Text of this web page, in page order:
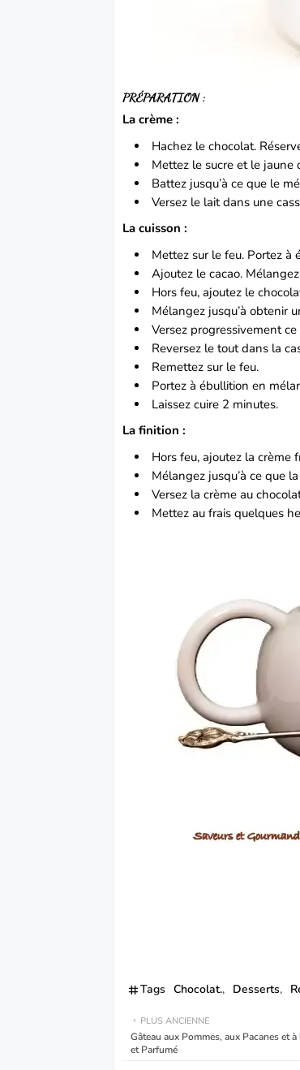
PRÉPARATION :
La crème :
Hachez le chocolat.
Mettez le sucre et le jaune
Battez jusqu’à ce que le
Versez le lait dans une
La cuisson :
Mettez sur le feu. Portez à
Ajoutez le cacao.
Hors feu, ajoutez le
Mélangez jusqu’à obtenir
Versez progressivement
Reversez le tout dans la
Remettez sur le feu.
Portez à ébullition en
Laissez cuire 2 minutes.
La finition :
Hors feu, ajoutez la crème
Mélangez jusqu’à ce que
Versez la crème au
Mettez au frais quelques
Tags Chocolat. Desserts
PLUS ANCIENNE
Gâteau aux Pommes, aux Pacanes et
et Parfumé